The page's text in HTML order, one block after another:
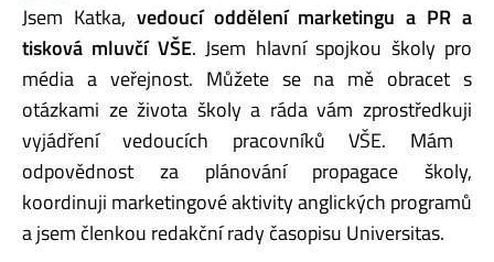
Jsem Katka, vedoucí oddělení marketingu a PR a
tisková mluvčí VŠE. Jsem hlavní spojkou školy pro
média a veřejnost. Můžete se na mě obracet s
otázkami ze života školya ráda vám zprostředkuji
vyjádření vedoucích pracovníků VŠE.
Mám
odpovědnost za plánování propagace školy,
koordinuji marketingové aktivity anglických programů
a jsem členkou redakční rady časopisu Universitas.